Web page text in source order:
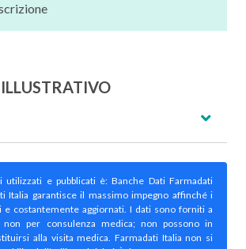
utilizzati e pubblicati è: Banche Dati Farmadati
Italia garantisce il massimo impegno affinché i
e costantemente aggiornati. I dati sono forniti a
non per consulenza medica; non possono in
alla visita medica. Farmadati Italia non si